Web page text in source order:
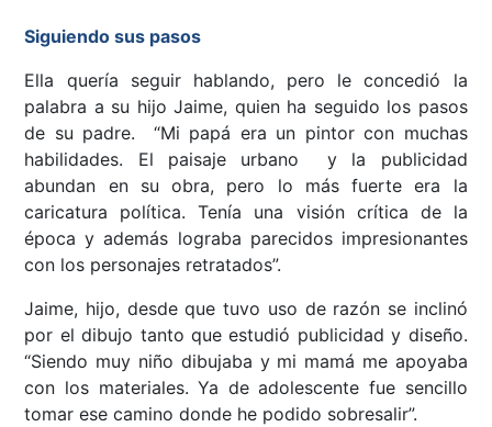
Siguiendo sus pasos
Ella quería seguir hablando, pero le concedió la
palabra a su hijo Jaime, quien ha seguido los pasos
de su padre. “Mi papá era un pintor con muchas
habilidades. El paisaje urbano y la publicidad
abundan en su obra, pero lo más fuerte era la
caricatura política. Tenía una visión crítica de la
época y además lograba parecidos impresionantes
con los personajes retratados”.
Jaime, hijo, desde que tuvo uso de razón se inclinó
por el dibujo tanto que estudió publicidad y diseño.
“Siendo muy niño dibujaba y mi mamá me apoyaba
con los materiales. Ya de adolescente fue sencillo
tomar ese camino donde he podido sobresalir”.